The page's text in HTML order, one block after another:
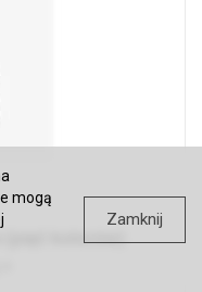
(pięć kolorów)
mogą
Zamknij